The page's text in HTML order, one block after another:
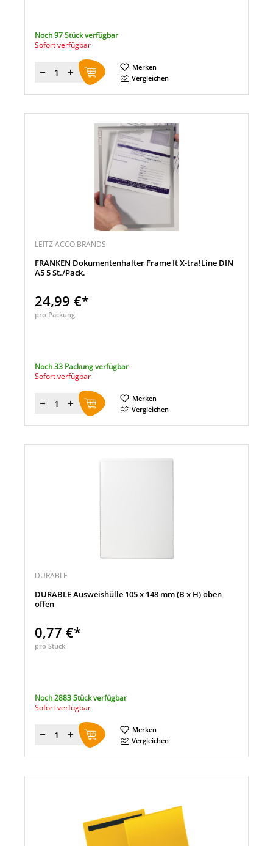
Noch 97 Stück verfügbar
Sofort verfügbar
Menge
Merken
Vergleichen
LEITZ ACCO BRANDS
FRANKEN Dokumentenhalter Frame It X-tra!Line DIN
A5 5 St./Pack.
24,99 €*
pro Packung
Noch 33 Packung verfügbar
Sofort verfügbar
Menge
Merken
Vergleichen
DURABLE
DURABLE Ausweishülle 105 x 148 mm (B x H) oben
offen
0,77 €*
pro Stück
Noch 2883 Stück verfügbar
Sofort verfügbar
Menge
Merken
Vergleichen